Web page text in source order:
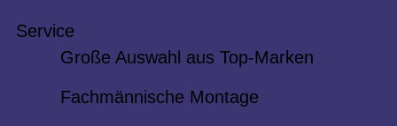
Service
Große Auswahl aus Top-Marken
Fachmännische Montage